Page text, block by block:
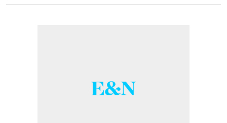
los tipos de interés y endurecer sus políticas